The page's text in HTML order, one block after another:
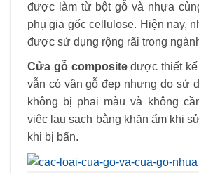
được làm từ bột gỗ và nhựa
phụ gia gốc cellulose. Hiện nay,
được sử dụng rộng rãi trong
Cửa gỗ compositeđược thiết kế
vẫn có vân gỗ đẹp nhưng do sử
không bị phai màu và không
việc lau sạch bằng khăn ẩm khi
khi bị bẩn.